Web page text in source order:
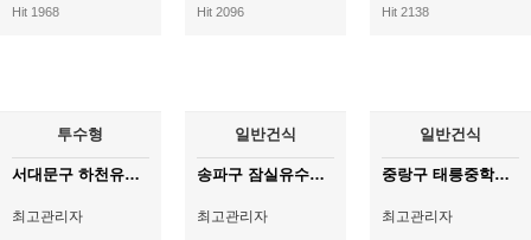
Hit 1968
Hit 2096
Hit 2138
투수형
서대문구 하천유지관리건
최고관리자
일반건식
송파구 잠실유수지
최고관리자
일반건식
중랑구 태릉중학교 진입도로
최고관리자